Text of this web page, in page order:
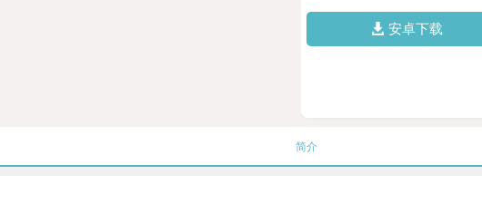
安卓下载
简介